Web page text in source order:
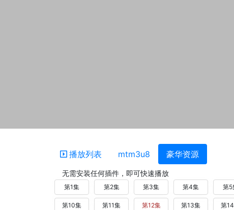
播放列表 mtm3u8 豪华资源
无需安装任何插件，即可快速播放
第1集 第2集 第3集 第4集 第5
第10集 第11集 第12集 第13集 第